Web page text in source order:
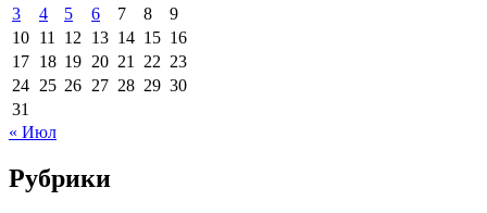
3
4 5 6 7 8
9
10 11 12 13 14 15 16
17 18 19 20 21 22 23
24 25 26 27 28 29 30
31
« Июл
Рубрики